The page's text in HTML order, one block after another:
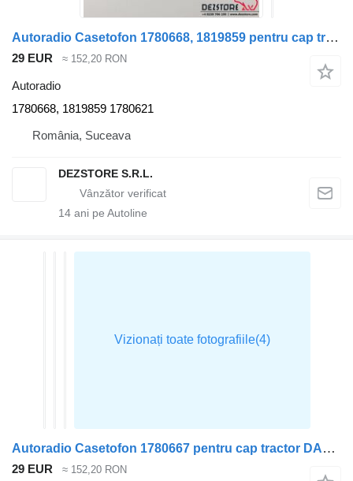
Autoradio Casetofon 1780668, 1819859 pentru cap tractor DAF XF105
29 EUR ≈ 152,20 RON
Autoradio
1780668, 1819859 1780621
România, Suceava
DEZSTORE S.R.L.
14 ani pe Autoline
Autoradio Casetofon 1780667 pentru cap tractor DAF XF105
29 EUR ≈ 152,20 RON